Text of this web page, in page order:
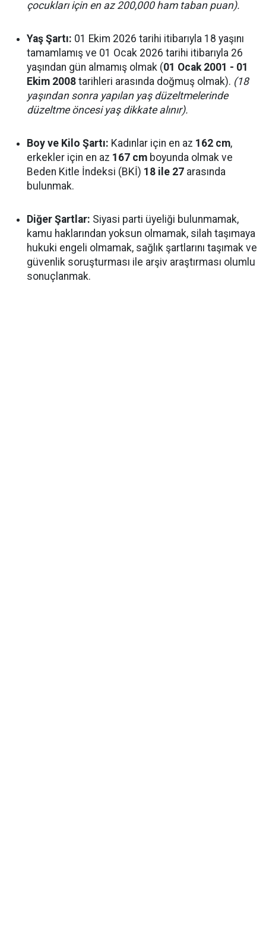
çocukları için en az 200,000 ham taban puan).
Yaş Şartı: 01 Ekim 2026 tarihi itibarıyla 18 yaşını
tamamlamış ve 01 Ocak 2026 tarihi itibarıyla 26
yaşından gün almamış olmak (01 Ocak 2001 - 01
Ekim 2008 tarihleri arasında doğmuş olmak). (18
yaşından sonra yapılan yaş düzeltmelerinde
düzeltme öncesi yaş dikkate alınır).
Boy ve Kilo Şartı: Kadınlar için en az 162 cm,
erkekler için en az 167 cm boyunda olmak ve
Beden Kitle İndeksi (BKİ) 18 ile 27 arasında
bulunmak.
Diğer Şartlar: Siyasi parti üyeliği bulunmamak,
kamu haklarından yoksun olmamak, silah taşımaya
hukuki engeli olmamak, sağlık şartlarını taşımak ve
güvenlik soruşturması ile arşiv araştırması olumlu
sonuçlanmak.